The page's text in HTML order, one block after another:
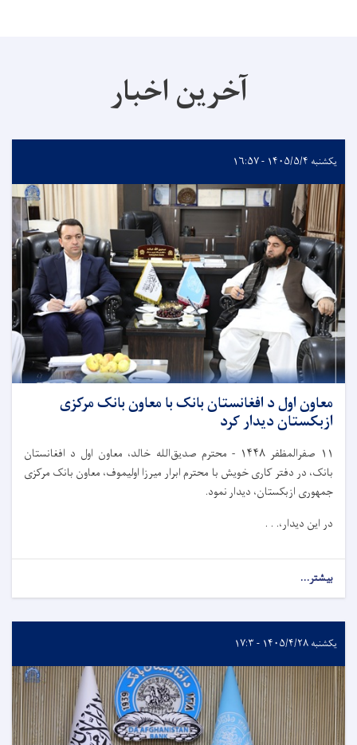
آخرین اخبار
یکشنبه ۱۴۰۵/۵/۴ - ۱۶:۵۷
معاون اول د افغانستان بانک با معاون بانک مرکزی
ازبکستان دیدار کرد
۱۱ صفرالمظفر ۱۴۴۸ - محترم صدیق‌الله خالد، معاون اول د افغانستان
بانک، در دفتر کاری خویش با محترم ابرار میرزا اولیموف، معاون بانک مرکزی
جمهوری ازبکستان، دیدار نمود.
در این دیدار،. . .
بیشتر...
یکشنبه ۱۴۰۵/۴/۲۸ - ۱۷:۳